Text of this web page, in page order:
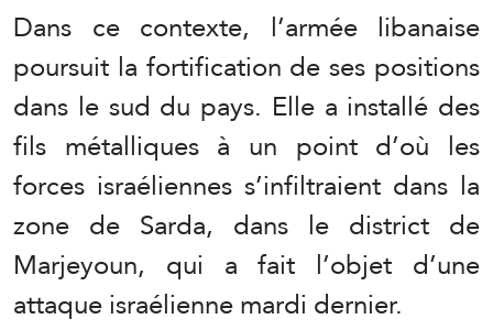
Dans ce contexte, l’armée libanaise
poursuit la fortification de ses positions
dans le sud du pays. Elle a installé des
fils métalliques à un point d’où les
forces israéliennes s’infiltraient dans la
zone de Sarda, dans le district de
Marjeyoun, qui a fait l’objet d’une
attaque israélienne mardi dernier.